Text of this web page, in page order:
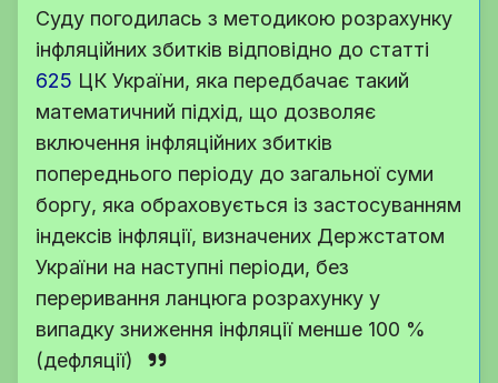
Суду погодилась з методикою розрахунку
інфляційних збитків відповідно до статті
625 ЦК України, яка передбачає такий
математичний підхід, що дозволяє
включення інфляційних збитків
попереднього періоду до загальної суми
боргу, яка обраховується із застосуванням
індексів інфляції, визначених Держстатом
України на наступні періоди, без
переривання ланцюга розрахунку у
випадку зниження інфляції менше 100 %
(дефляції)